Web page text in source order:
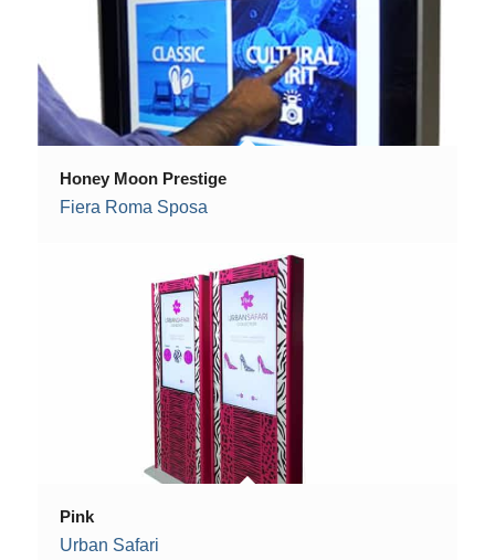
Honey Moon Prestige
Fiera Roma Sposa
Pink
Urban Safari